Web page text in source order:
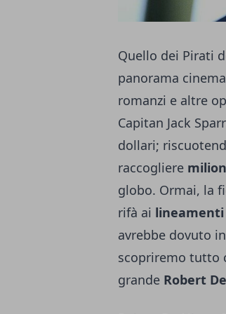
Quello dei Pirati
panorama
romanzi e altre
Capitan Jack
dollari;
raccogliere
globo. Ormai, la
rifà ai lineamenti
avrebbe dovuto
scopriremo tutto
grande Robert